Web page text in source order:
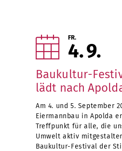
FR.
4 9
Baukultur-
lädt nach
Am 4. und 5. September
Eiermannbau in Apolda
Treffpunkt für alle, die
Umwelt aktiv
Baukultur-Festival der